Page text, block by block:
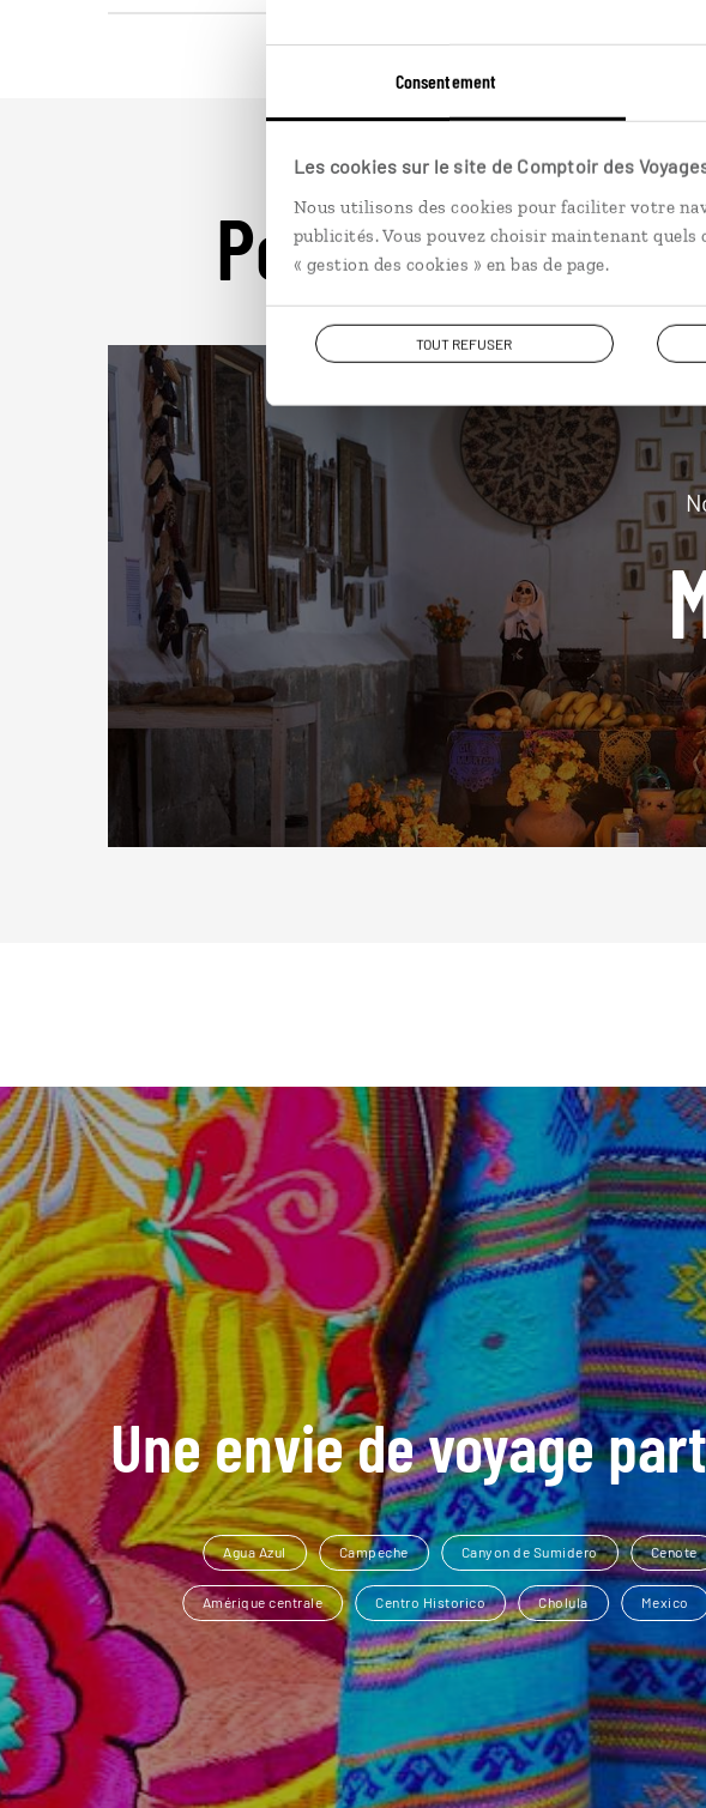
Consentement
Les cookies sur le site de Comptoir des
Nous utilisons des cookies pour faciliter votre
publicités. Vous pouvez choisir maintenant
« gestion des cookies » en bas de page.
TOUT REFUSER
Pour aller plus
Une envie de voyage
Agua Azul Campeche Canyon de Sumidero Cenote
Amérique centrale Centro Historico Cholula Mexico